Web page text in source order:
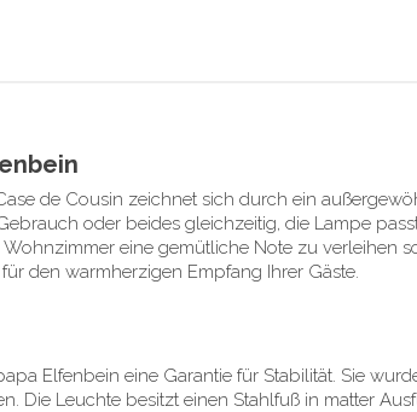
de Cousin zeichnet sich durch ein
oder beides gleichzeitig, die Lampe
eine gemütliche Note zu verleihen
den warmherzigen Empfang Ihrer Gäste.
Elfenbein eine Garantie für Stabilität. Sie
Die Leuchte besitzt einen Stahlfuß in matter